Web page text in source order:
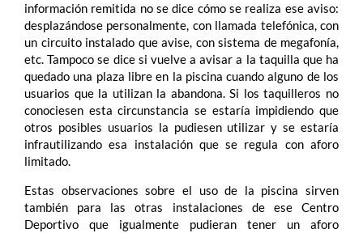
información remitida no se dice cómo se realiza ese aviso:
desplazándose personalmente, con llamada telefónica, con
un circuito instalado que avise, con sistema de megafonía,
etc. Tampoco se dice si vuelve a avisar a la taquilla que ha
quedado una plaza libre en la piscina cuando alguno de los
usuarios que la utilizan la abandona. Si los taquilleros no
conociesen esta circunstancia se estaría impidiendo que
otros posibles usuarios la pudiesen utilizar y se estaría
infrautilizando esa instalación que se regula con aforo
limitado.
Estas observaciones sobre el uso de la piscina sirven
también para las otras instalaciones de ese Centro
Deportivo que igualmente pudieran tener un aforo